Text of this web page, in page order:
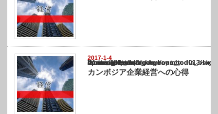
2017-1-4
Warning
: Undefined array key "show_category" in
/home/netst/kuno-cpa.co.jp/public_html/cambodia_blog/wp-content/themes/
on line183
カンボジア企業経営への心得